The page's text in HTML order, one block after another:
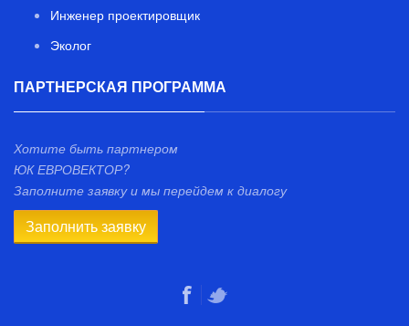
Инженер проектировщик
Эколог
ПАРТНЕРСКАЯ ПРОГРАММА
Хотите быть партнером
ЮК ЕВРОВЕКТОР?
Заполните заявку и мы перейдем к диалогу
Заполнить заявку